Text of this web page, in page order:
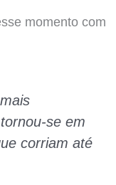
momento com
se em
corriam até